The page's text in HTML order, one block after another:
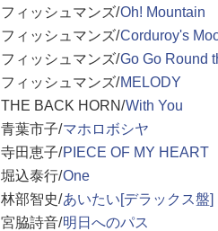
フィッシュマンズ/Oh! Mountain
フィッシュマンズ/Corduroy's
フィッシュマンズ/Go Go Round
フィッシュマンズ/MELODY
THE BACK HORN/With You
青葉市子/マホロボシヤ
寺田恵子/PIECE OF MY HEART
堀込泰行/One
林部智史/あいたい[デラックス盤]
宮脇詩音/明日へのパス